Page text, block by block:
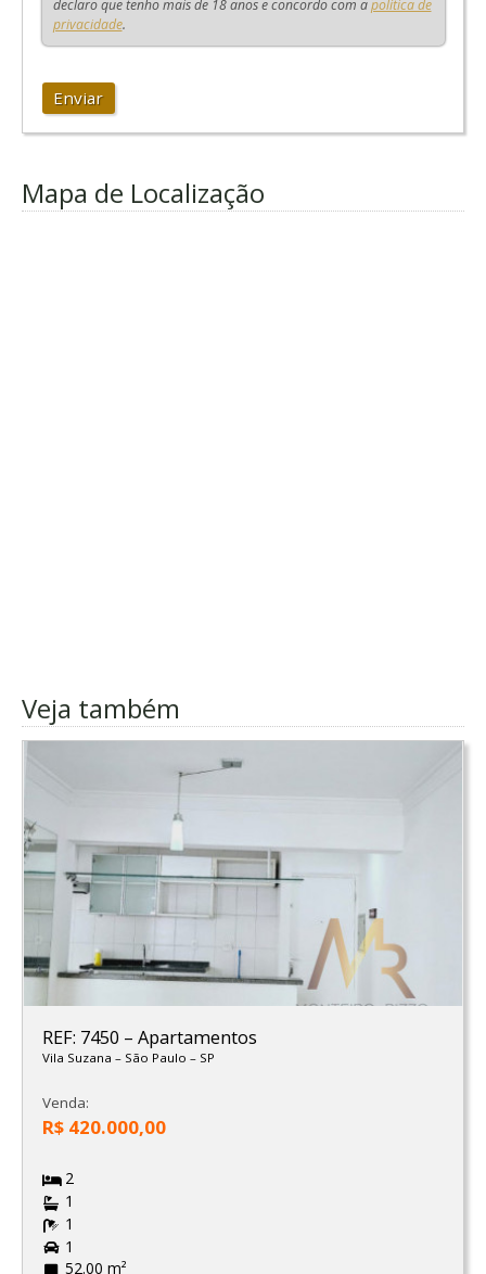
declaro que tenho mais de 18 anos e concordo com apolítica de
privacidade.
Enviar
Mapa de Localização
Veja também
REF: 7450 – Apartamentos
Vila Suzana – São Paulo – SP
Venda:
R$ 420.000,00
2
1
1
1
52.00 m²